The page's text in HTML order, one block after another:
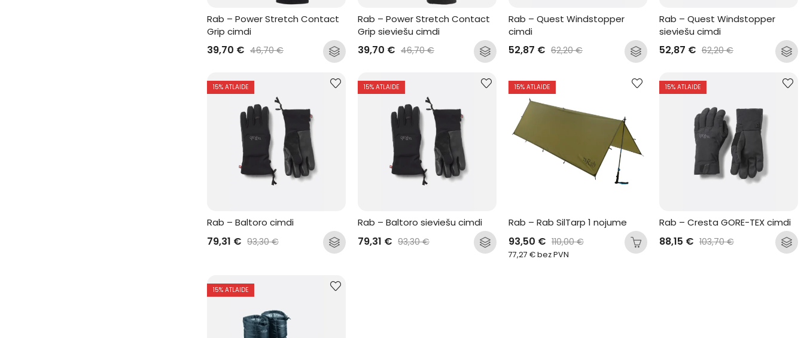
Rab – Power Stretch Contact
Grip cimdi
39,70 € 46,70€
Rab – Power Stretch Contact
Grip sieviešu cimdi
39,70 € 46,70€
Rab – Quest Windstopper
cimdi
52,87 € 62,20€
Rab – Quest Windstopper
sieviešu cimdi
52,87 € 62,20€
15% ATLAIDE
Rab – Baltoro cimdi
79,31 € 93,30€
15% ATLAIDE
Rab – Baltoro sieviešu cimdi
79,31 € 93,30€
15% ATLAIDE
Rab – Rab SilTarp 1 nojume
93,50 € 110,00€
77,27 €bez PVN
15% ATLAIDE
Rab – Cresta GORE-TEX cimdi
88,15 € 103,70€
15% ATLAIDE